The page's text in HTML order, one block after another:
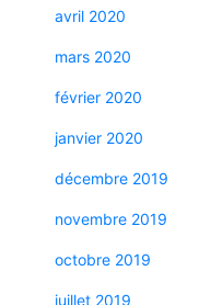
avril 2020
mars 2020
février 2020
janvier 2020
décembre 2019
novembre 2019
octobre 2019
juillet 2019